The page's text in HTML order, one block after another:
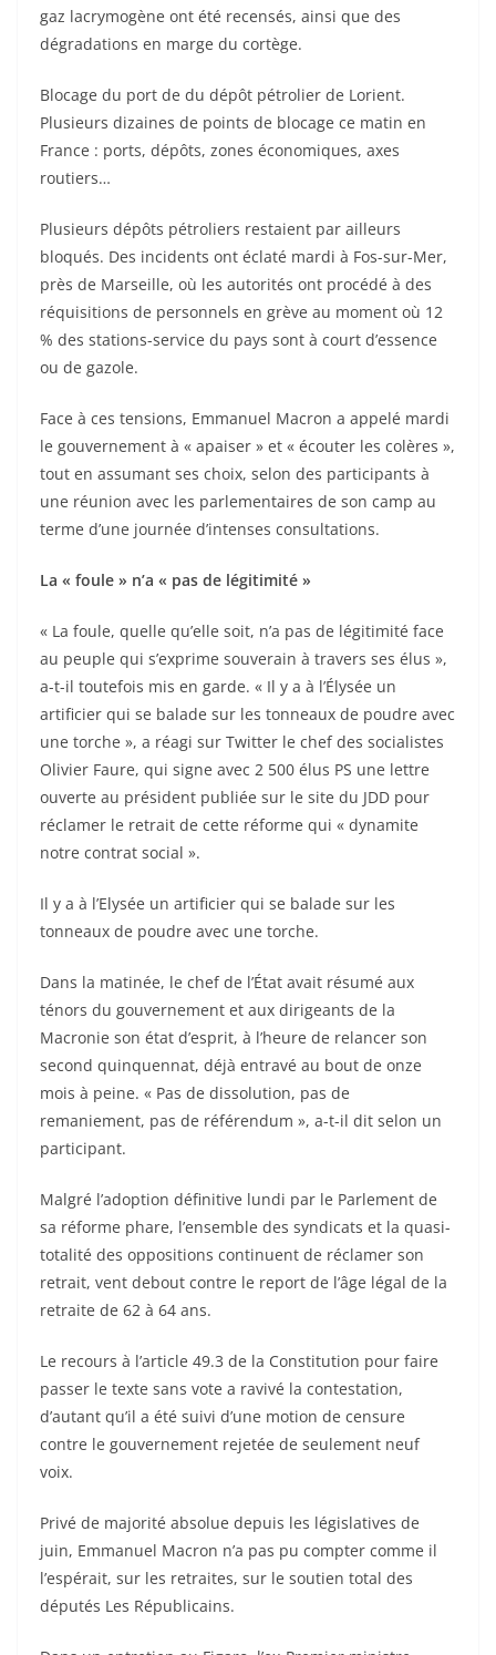
gaz lacrymogène ont été recensés, ainsi que des
dégradations en marge du cortège.
Blocage du port de du dépôt pétrolier de Lorient.
Plusieurs dizaines de points de blocage ce matin en
France : ports, dépôts, zones économiques, axes
routiers…
Plusieurs dépôts pétroliers restaient par ailleurs
bloqués. Des incidents ont éclaté mardi à Fos-sur-Mer,
près de Marseille, où les autorités ont procédé à des
réquisitions de personnels en grève au moment où 12
% des stations-service du pays sont à court d’essence
ou de gazole.
Face à ces tensions, Emmanuel Macron a appelé mardi
le gouvernement à « apaiser » et « écouter les colères »,
tout en assumant ses choix, selon des participants à
une réunion avec les parlementaires de son camp au
terme d’une journée d’intenses consultations.
La « foule » n’a « pas de légitimité »
« La foule, quelle qu’elle soit, n’a pas de légitimité face
au peuple qui s’exprime souverain à travers ses élus »,
a-t-il toutefois mis en garde. « Il y a à l’Élysée un
artificier qui se balade sur les tonneaux de poudre avec
une torche », a réagi sur Twitter le chef des socialistes
Olivier Faure, qui signe avec 2 500 élus PS une lettre
ouverte au président publiée sur le site du JDD pour
réclamer le retrait de cette réforme qui « dynamite
notre contrat social ».
Il y a à l’Elysée un artificier qui se balade sur les
tonneaux de poudre avec une torche.
Dans la matinée, le chef de l’État avait résumé aux
ténors du gouvernement et aux dirigeants de la
Macronie son état d’esprit, à l’heure de relancer son
second quinquennat, déjà entravé au bout de onze
mois à peine. « Pas de dissolution, pas de
remaniement, pas de référendum », a-t-il dit selon un
participant.
Malgré l’adoption définitive lundi par le Parlement de
sa réforme phare, l’ensemble des syndicats et la quasi-
totalité des oppositions continuent de réclamer son
retrait, vent debout contre le report de l’âge légal de la
retraite de 62 à 64 ans.
Le recours à l’article 49.3 de la Constitution pour faire
passer le texte sans vote a ravivé la contestation,
d’autant qu’il a été suivi d’une motion de censure
contre le gouvernement rejetée de seulement neuf
voix.
Privé de majorité absolue depuis les législatives de
juin, Emmanuel Macron n’a pas pu compter comme il
l’espérait, sur les retraites, sur le soutien total des
députés Les Républicains.